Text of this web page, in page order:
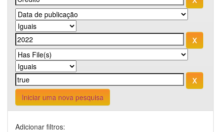
Iniciar uma nova pesquisa
Adicionar filtros: